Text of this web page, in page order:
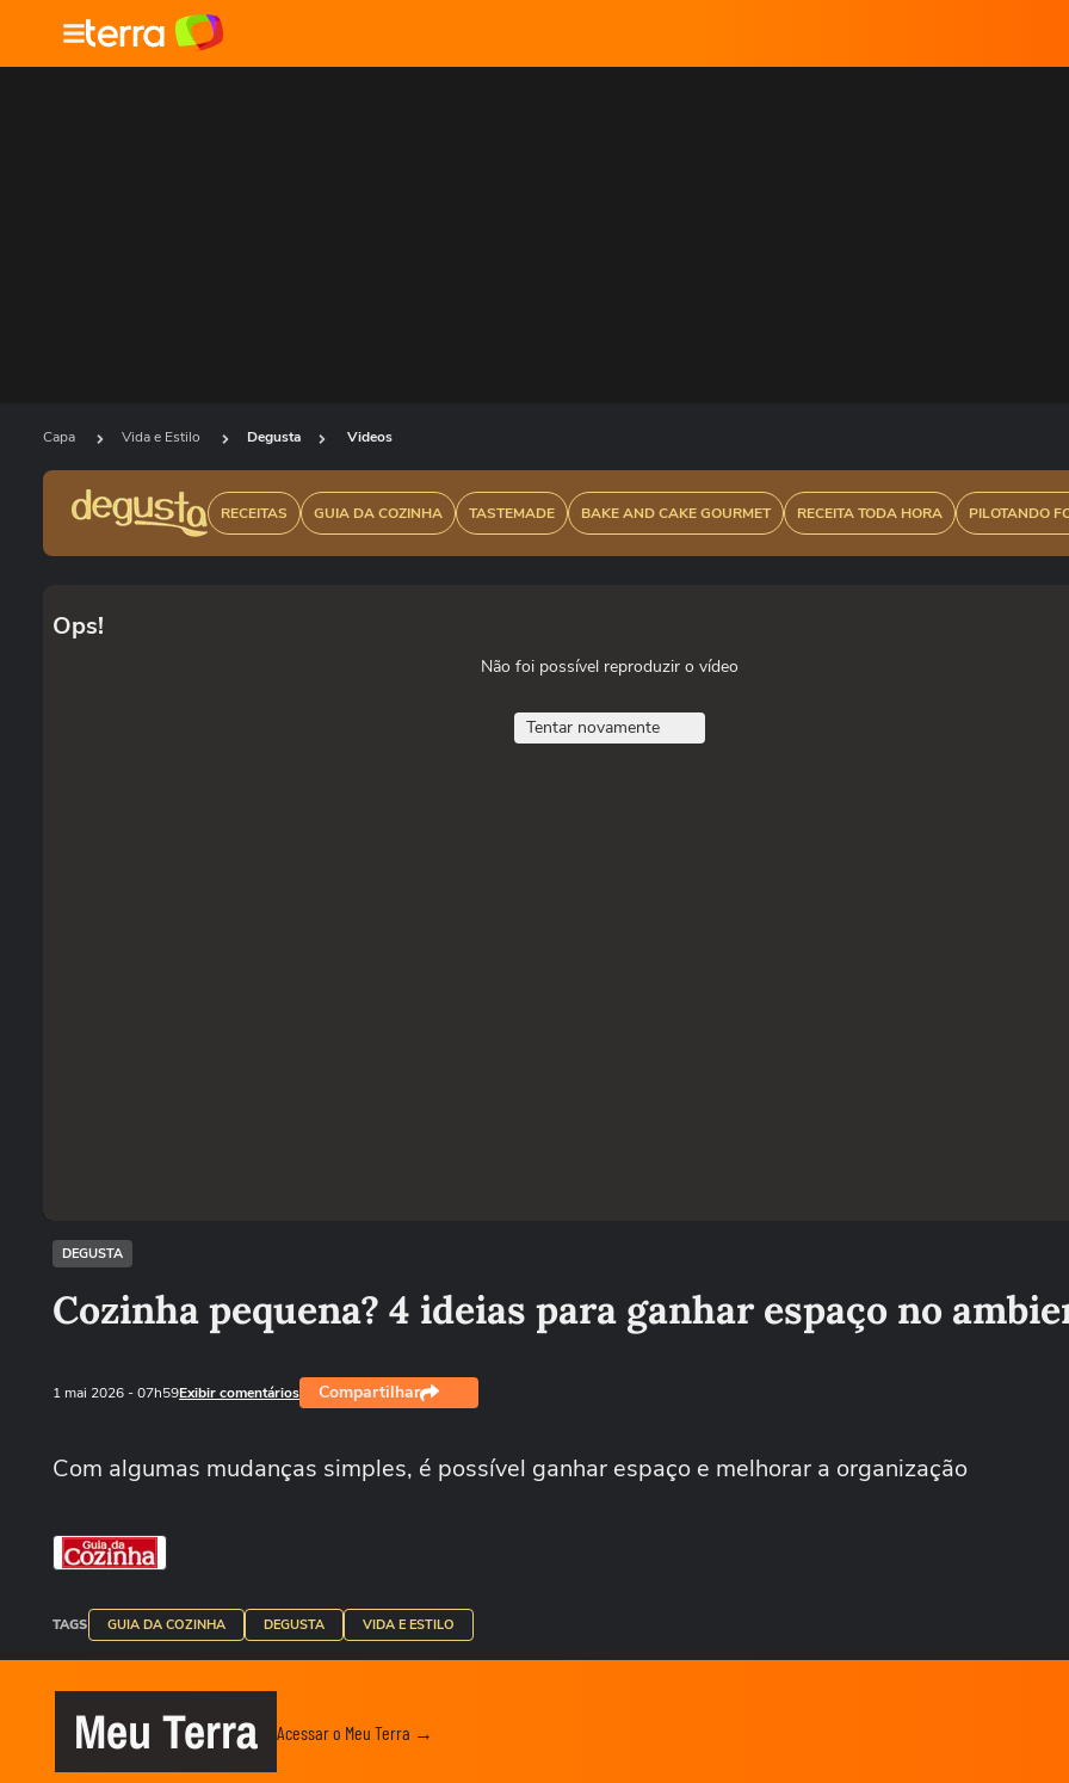
Capa Vida e Estilo Degusta Videos
RECEITAS GUIA DA COZINHA TASTEMADE BAKE AND CAKE GOURMET RECEITA TODA HORA PILOTANDO
Ops!
Não foi possível reproduzir o vídeo
Tentar novamente
DEGUSTA
Cozinha pequena? 4 ideias para ganhar espaço no
1 mai 2026- 07h59Exibir comentários Compartilhar
Com algumas mudanças simples, é possível ganhar espaço e melhorar a organização
TAGS GUIA DA COZINHA DEGUSTA VIDA E ESTILO
Meu Terra Acessar o Meu Terra →